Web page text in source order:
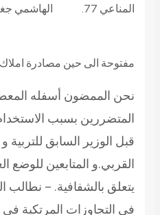
المناعي 77. الهاشمي جغام 78. يسين البجاوي
مفتوحة الى حين مصادرة
نحن الممضون أسفله
المتضررين بسبب
قبل الوزير السابق للتربية
القربي.و المتابعين
يتعلق بالشفافية. – نطالب
في التجاوزات المرتكبة